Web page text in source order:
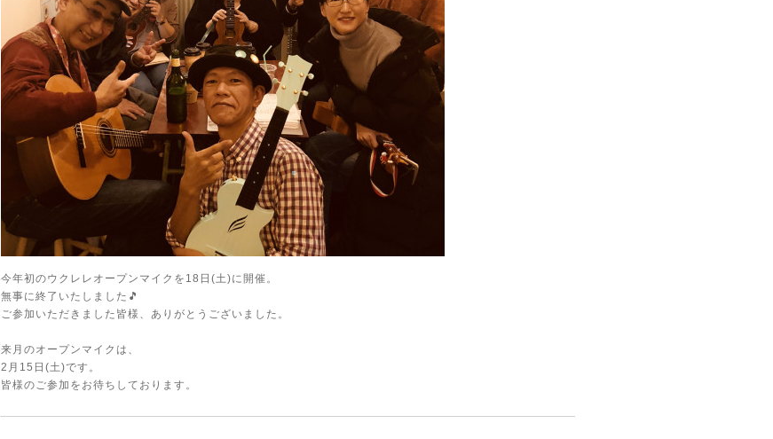
今年初のウクレレオープンマイクを18日(土)に開催。
無事に終了いたしました🎵
ご参加いただきました皆様、ありがとうございました。
来月のオープンマイクは、
2月15日(土)です。
皆様のご参加をお待ちしております。